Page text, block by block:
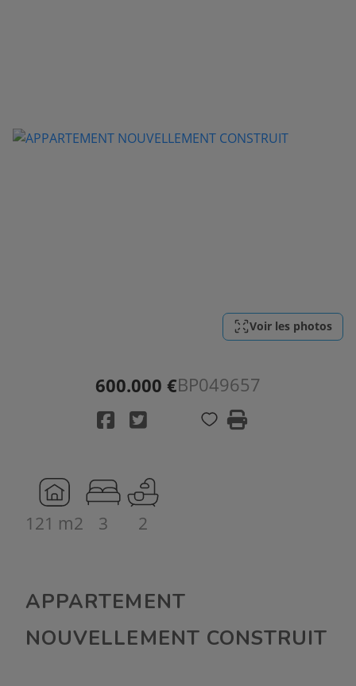
Voir les photos
600.000 €BP049657
121 m2 3 2
APPARTEMENT
NOUVELLEMENT CONSTRUIT